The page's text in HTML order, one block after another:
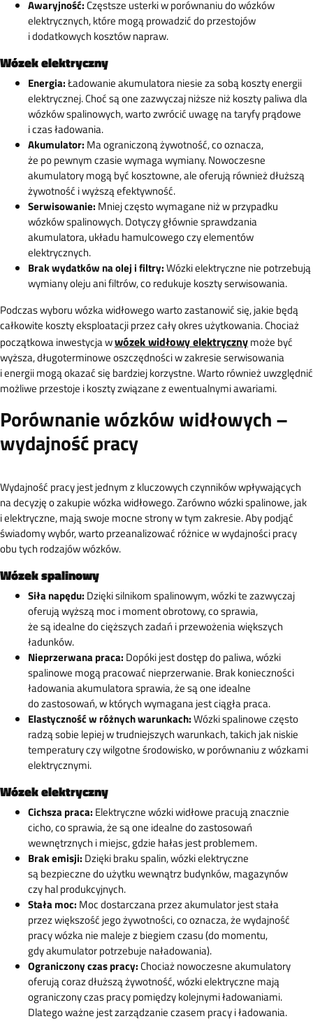
Awaryjność:Częstsze usterki w porównaniu do wózków
elektrycznych, które mogą prowadzić do przestojów
i dodatkowych kosztów napraw.
Wózek elektryczny
Energia:Ładowanie akumulatora niesie za sobą koszty energii
elektrycznej. Choć są one zazwyczaj niższe niż koszty paliwa dla
wózków spalinowych, warto zwrócić uwagę na taryfy prądowe
i czas ładowania.
Akumulator: Ma ograniczoną żywotność, co oznacza,
że po pewnym czasie wymaga wymiany. Nowoczesne
akumulatory mogą być kosztowne, ale oferują również dłuższą
żywotność i wyższą efektywność.
Serwisowanie: Mniej często wymagane niż w przypadku
wózków spalinowych. Dotyczy głównie sprawdzania
akumulatora, układu hamulcowego czy elementów
elektrycznych.
Brak wydatków na olej i filtry:Wózki elektryczne nie potrzebują
wymiany oleju ani filtrów, co redukuje koszty serwisowania.
Podczas wyboru wózka widłowego warto zastanowić się, jakie będą
całkowite koszty eksploatacji przez cały okres użytkowania. Chociaż
początkowa inwestycja wwózek widłowy elektrycznymoże być
wyższa, długoterminowe oszczędności w zakresie serwisowania
i energii mogą okazać się bardziej korzystne. Warto również uwzględnić
możliwe przestoje i koszty związane z ewentualnymi awariami.
Porównanie wózków widłowych –
wydajność pracy
Wydajność pracy jest jednym z kluczowych czynników wpływających
na decyzję o zakupie wózka widłowego. Zarówno wózki spalinowe, jak
i elektryczne, mają swoje mocne strony w tym zakresie. Aby podjąć
świadomy wybór, warto przeanalizować różnice w wydajności pracy
obu tych rodzajów wózków.
Wózek spalinowy
Siła napędu: Dzięki silnikom spalinowym, wózki te zazwyczaj
oferują wyższą moc i moment obrotowy, co sprawia,
że są idealne do cięższych zadań i przewożenia większych
ładunków.
Nieprzerwana praca: Dopóki jest dostęp do paliwa, wózki
spalinowe mogą pracować nieprzerwanie. Brak konieczności
ładowania akumulatora sprawia, że są one idealne
do zastosowań, w których wymagana jest ciągła praca.
Elastyczność w różnych warunkach:Wózki spalinowe często
radzą sobie lepiej w trudniejszych warunkach, takich jak niskie
temperatury czy wilgotne środowisko, w porównaniu z wózkami
elektrycznymi.
Wózek elektryczny
Cichsza praca: Elektryczne wózki widłowe pracują znacznie
cicho, co sprawia, że są one idealne do zastosowań
wewnętrznych i miejsc, gdzie hałas jest problemem.
Brak emisji: Dzięki braku spalin, wózki elektryczne
są bezpieczne do użytku wewnątrz budynków, magazynów
czy hal produkcyjnych.
Stała moc: Moc dostarczana przez akumulator jest stała
przez większość jego żywotności, co oznacza, że wydajność
pracy wózka nie maleje z biegiem czasu (do momentu,
gdy akumulator potrzebuje naładowania).
Ograniczony czas pracy:Chociaż nowoczesne akumulatory
oferują coraz dłuższą żywotność, wózki elektryczne mają
ograniczony czas pracy pomiędzy kolejnymi ładowaniami.
Dlatego ważne jest zarządzanie czasem pracy i ładowania.